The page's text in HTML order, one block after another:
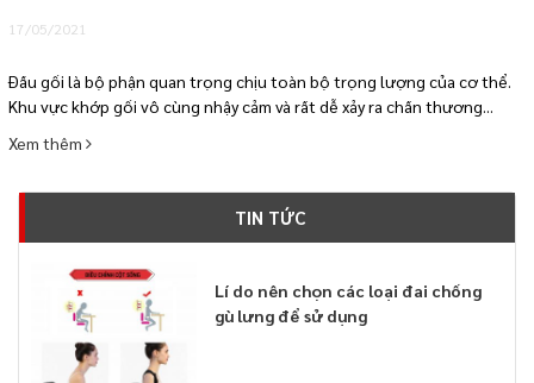
17/05/2021
Đầu gối là bộ phận quan trọng chịu toàn bộ trọng lượng của cơ thể.
Khu vực khớp gối vô cùng nhậy cảm và rất dễ xảy ra chấn thương...
Xem thêm
TIN TỨC
Lí do nên chọn các loại đai chống
gù lưng để sử dụng